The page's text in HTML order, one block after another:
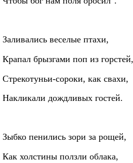
Заливались веселые птахи,
Крапал брызгами поп из горстей,
Стрекотуньи‑сороки, как свахи,
Накликали дождливых гостей.
Зыбко пенились зори за рощей,
Как холстины ползли облака,